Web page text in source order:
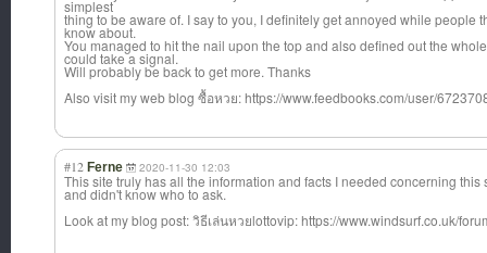
simplest
thing to be aware of. I say to you, I definitely get annoyed while people
know about.
You managed to hit the nail upon the top and also defined out the
could take a signal.
Will probably be back to get more. Thanks
Also visit my web blog ซื้อหวย: https://www.feedbooks.com/user/
#12 Ferne 2020-11-30 12:03
This site truly has all the information and facts I needed concerning this
and didn't know who to ask.
Look at my blog post: วิธีเล่นหวยlottovip: https://www.windsurf.co.uk/